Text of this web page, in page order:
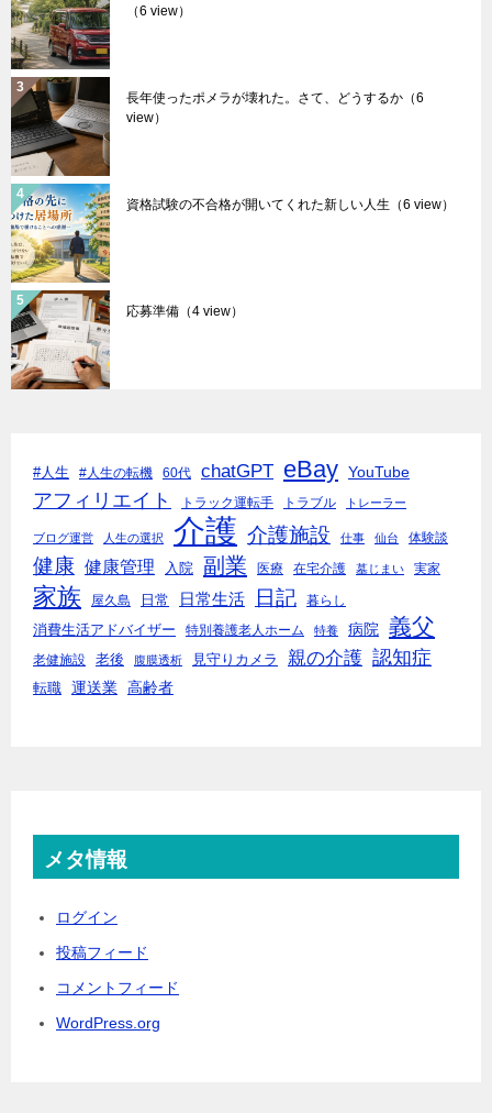
（6 view）
長年使ったポメラが壊れた。さて、どうするか （6
view）
資格試験の不合格が開いてくれた新しい人生 （6 view）
応募準備 （4 view）
#人生 #人生の転機 60代 chatGPT eBay YouTube
アフィリエイト トラック運転手 トラブル トレーラー
ブログ運営 人生の選択 介護 介護施設 仕事 仙台 体験談
健康 健康管理 入院 副業 医療 在宅介護 墓じまい 実家
家族 屋久島 日常 日常生活 日記 暮らし
消費生活アドバイザー 特別養護老人ホーム 特養 病院 義父
老健施設 老後 腹膜透析 見守りカメラ 親の介護 認知症
転職 運送業 高齢者
メタ情報
ログイン
投稿フィード
コメントフィード
WordPress.org